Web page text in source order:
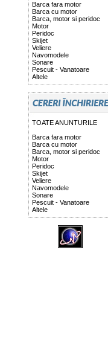
Barca fara motor
Barca cu motor
Barca, motor si peridoc
Motor
Peridoc
Skijet
Veliere
Navomodele
Sonare
Pescuit - Vanatoare
Altele
TOATE ANUNTURILE
Barca fara motor
Barca cu motor
Barca, motor si peridoc
Motor
Peridoc
Skijet
Veliere
Navomodele
Sonare
Pescuit - Vanatoare
Altele